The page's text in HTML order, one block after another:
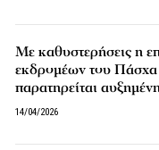
Με καθυστερήσεις η
εκδρομέων του
παρατηρείται
14/04/2026